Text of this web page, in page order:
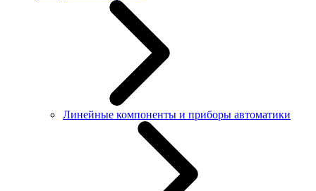
Линейные компоненты и приборы автоматики